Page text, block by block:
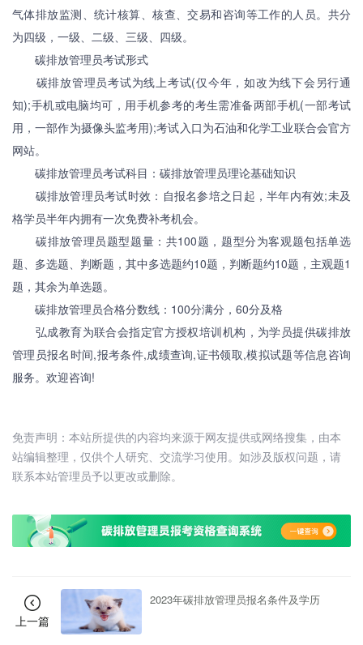
气体排放监测、统计核算、核查、交易和咨询等工作的人员。共分
为四级，一级、二级、三级、四级。
碳排放管理员考试形式
碳排放管理员考试为线上考试(仅今年，如改为线下会另行通
知);手机或电脑均可，用手机参考的考生需准备两部手机(一部考试
用，一部作为摄像头监考用);考试入口为石油和化学工业联合会官方
网站。
碳排放管理员考试科目：碳排放管理员理论基础知识
碳排放管理员考试时效：自报名参培之日起，半年内有效;未及
格学员半年内拥有一次免费补考机会。
碳排放管理员题型题量：共100题，题型分为客观题包括单选
题、多选题、判断题，其中多选题约10题，判断题约10题，主观题1
题，其余为单选题。
碳排放管理员合格分数线：100分满分，60分及格
弘成教育为联合会指定官方授权培训机构，为学员提供碳排放
管理员报名时间,报考条件,成绩查询,证书领取,模拟试题等信息咨询
服务。欢迎咨询!
免责声明：本站所提供的内容均来源于网友提供或网络搜集，由本
站编辑整理，仅供个人研究、交流学习使用。如涉及版权问题，请
联系本站管理员予以更改或删除。
上一篇
2023年碳排放管理员报名条件及学历